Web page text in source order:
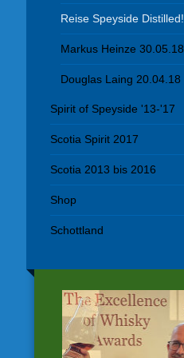
Reise Speyside Distilled!
Markus Heinze 30.05.18
Douglas Laing 20.04.18
Spirit of Speyside '13-'17
Scotia Spirit 2017
Scotia 2013 bis 2016
Shop
Schottland